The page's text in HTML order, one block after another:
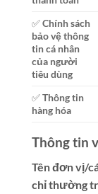
✅Chính sách
bảo vệ thông
tin cá nhân
của người
tiêu dùng
✅Thông tin
hàng hóa
Thông tin
Tên đơn vị/
chỉ thường